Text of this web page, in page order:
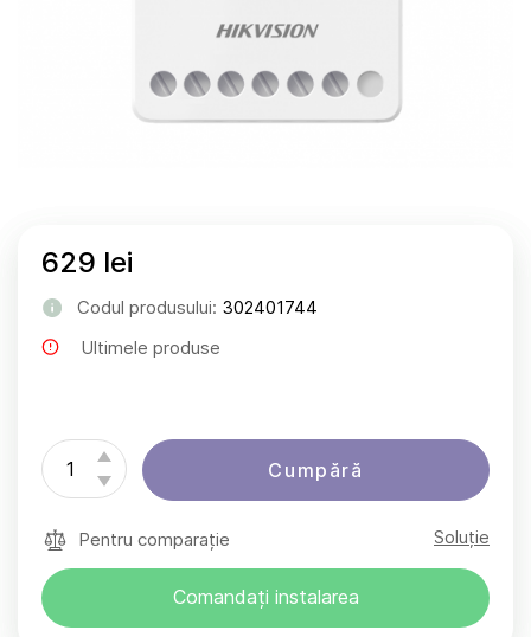
629 lei
Codul produsului: 302401744
Ultimele produse
Cumpără
Pentru comparație Soluție
Comandați instalarea